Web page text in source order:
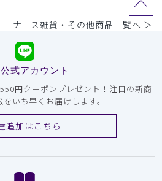
ナース雑貨・その他商品一覧へ ＞
式アカウント
円クーポンプレゼント！注目の新商
いち早くお届けします。
追加はこちら